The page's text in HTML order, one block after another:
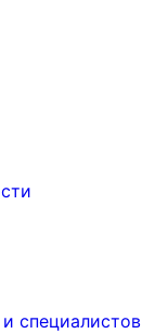
специалистов